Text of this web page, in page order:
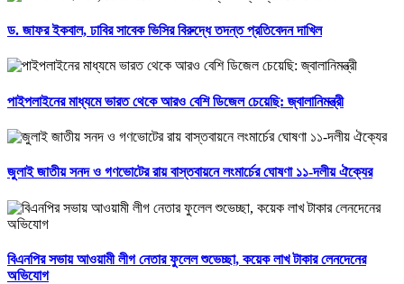
ড. জাফর ইকবাল, ঢাবির সাবেক ভিসির বিরুদ্ধে তদন্ত প্রতিবেদন দাখিল
পাইপলাইনের মাধ্যমে ভারত থেকে আরও বেশি ডিজেল চেয়েছি: জ্বালানিমন্ত্রী
জুলাই জাতীয় সনদ ও গণভোটের রায় বাস্তবায়নে লংমার্চের ঘোষণা ১১-দলীয় ঐক্যের
বিএনপির সভায় আওয়ামী লীগ নেতার ফুলেল শুভেচ্ছা, কয়েক লাখ টাকার লেনদেনের
অভিযোগ